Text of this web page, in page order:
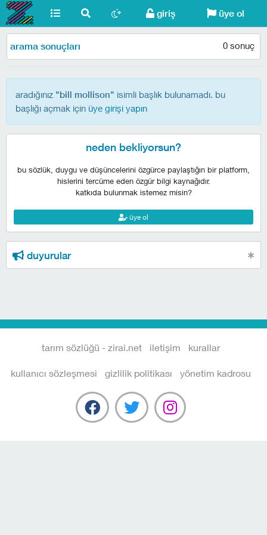
giriş üye ol
0 sonuç
arama sonuçları
aradığınız "bill mollison" isimli başlık bulunamadı. bu
başlığı açmak için üye girişi yapın
neden bekliyorsun?
bu sözlük, duygu ve düşüncelerini özgürce paylaştığın bir platform,
hislerini tercüme eden özgür bilgi kaynağıdır.
katkıda bulunmak istemez misin?
üye ol
duyurular
tarım sözlüğü - zirai.net iletişim kurallar
kullanıcı sözleşmesi gizlilik politikası yönetim kadrosu